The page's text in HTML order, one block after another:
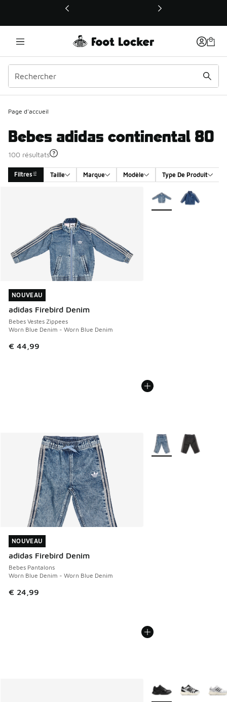
Ce lien ouvrira une nouvelle fenêtre
Page d'accueil
Bebes adidas continental 80
100 résultats
Filtres Taille Marque Modèle Type De Produit
NOUVEAU
adidas Firebird Denim
Bebes Vestes Zippees
Worn Blue Denim - Worn Blue Denim
€ 44,99
NOUVEAU
Plus de couleurs
NOUVEAU
adidas Firebird Denim
Bebes Pantalons
Worn Blue Denim - Worn Blue Denim
€ 24,99
NOUVEAU
Plus de couleurs
Plus de couleurs